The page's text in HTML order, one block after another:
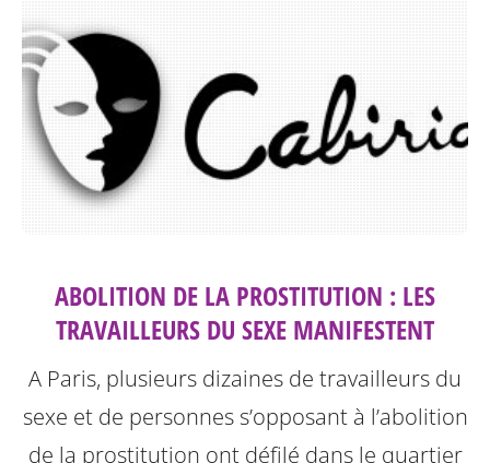
ABOLITION DE LA PROSTITUTION : LES
TRAVAILLEURS DU SEXE MANIFESTENT
A Paris, plusieurs dizaines de travailleurs du
sexe et de personnes s’opposant à l’abolition
de la prostitution ont défilé dans le quartier